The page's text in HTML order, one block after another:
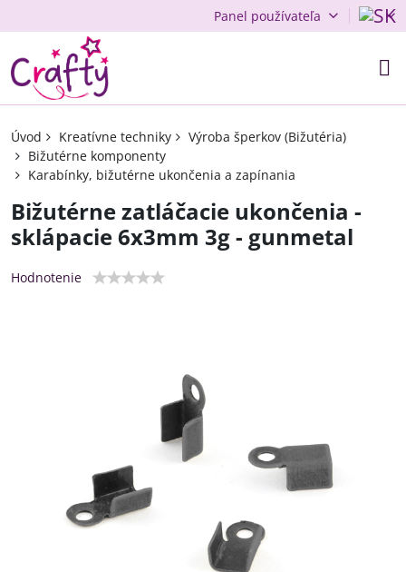
Panel používateľa
Úvod Kreatívne techniky
Výroba šperkov (Bižutéria)
Bižutérne komponenty
Karabínky, bižutérne ukončenia a zapínania
Bižutérne zatláčacie ukončenia -
sklápacie 6x3mm 3g - gunmetal
Hodnotenie